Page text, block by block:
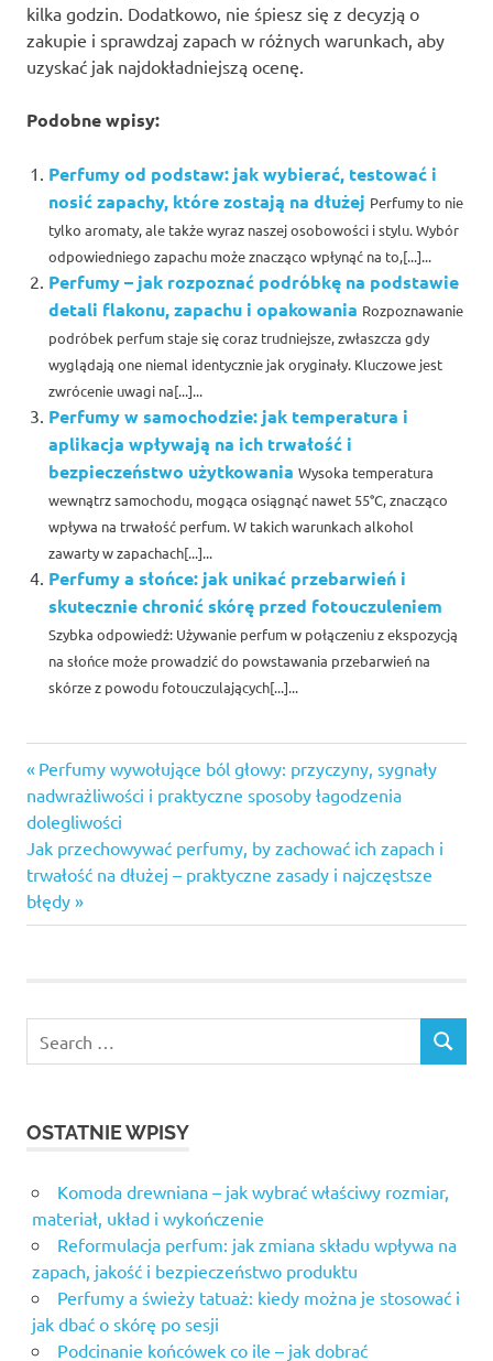
kilka godzin. Dodatkowo, nie śpiesz się z decyzją o
zakupie i sprawdzaj zapach w różnych warunkach, aby
uzyskać jak najdokładniejszą ocenę.
Podobne wpisy:
Perfumy od podstaw: jak wybierać, testować i
nosić zapachy, które zostają na dłużej Perfumy to nie
tylko aromaty, ale także wyraz naszej osobowości i stylu. Wybór
odpowiedniego zapachu może znacząco wpłynąć na to,[...]...
Perfumy – jak rozpoznać podróbkę na podstawie
detali flakonu, zapachu i opakowania Rozpoznawanie
podróbek perfum staje się coraz trudniejsze, zwłaszcza gdy
wyglądają one niemal identycznie jak oryginały. Kluczowe jest
zwrócenie uwagi na[...]...
Perfumy w samochodzie: jak temperatura i
aplikacja wpływają na ich trwałość i
bezpieczeństwo użytkowania Wysoka temperatura
wewnątrz samochodu, mogąca osiągnąć nawet 55°C, znacząco
wpływa na trwałość perfum. W takich warunkach alkohol
zawarty w zapachach[...]...
Perfumy a słońce: jak unikać przebarwień i
skutecznie chronić skórę przed fotouczuleniem
Szybka odpowiedź: Używanie perfum w połączeniu z ekspozycją
na słońce może prowadzić do powstawania przebarwień na
skórze z powodu fotouczulających[...]...
Nawigacja
wpisu
Previous
Post:
Perfumy wywołujące ból głowy: przyczyny, sygnały
nadwrażliwości i praktyczne sposoby łagodzenia
dolegliwości
Next
Post:
Jak przechowywać perfumy, by zachować ich zapach i
trwałość na dłużej – praktyczne zasady i najczęstsze
błędy
OSTATNIE WPISY
Komoda drewniana – jak wybrać właściwy rozmiar,
materiał, układ i wykończenie
Reformulacja perfum: jak zmiana składu wpływa na
zapach, jakość i bezpieczeństwo produktu
Perfumy a świeży tatuaż: kiedy można je stosować i
jak dbać o skórę po sesji
Podcinanie końcówek co ile – jak dobrać